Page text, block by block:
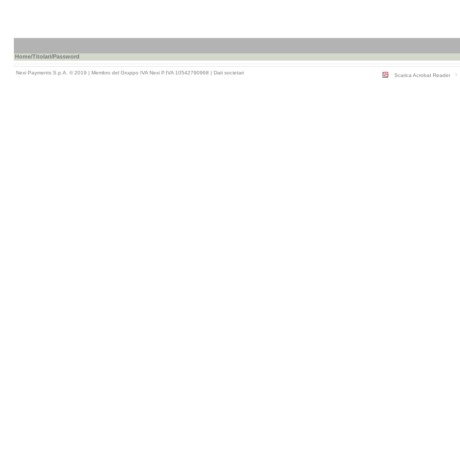
Home/Titolari/Password
Nexi Payments S.p.A. © 2019 | Membro del Gruppo IVA Nexi P.IVA 10542790968 | Dati societari Scarica Acrobat Reader